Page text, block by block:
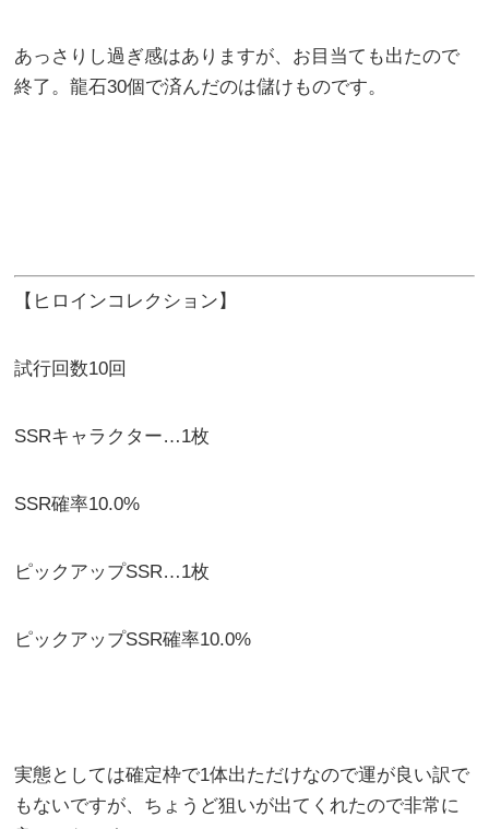
あっさりし過ぎ感はありますが、お目当ても出たので
終了。龍石30個で済んだのは儲けものです。
【ヒロインコレクション】
試行回数10回
SSRキャラクター…1枚
SSR確率10.0%
ピックアップSSR…1枚
ピックアップSSR確率10.0%
実態としては確定枠で1体出ただけなので運が良い訳で
もないですが、ちょうど狙いが出てくれたので非常に